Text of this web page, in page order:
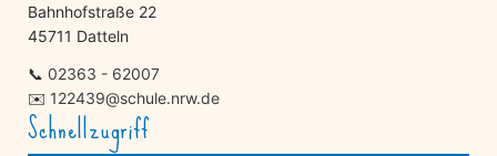
Bahnhofstraße 22
45711 Datteln
📞 02363 - 62007
✉️ 122439@schule.nrw.de
Schnellzugriff